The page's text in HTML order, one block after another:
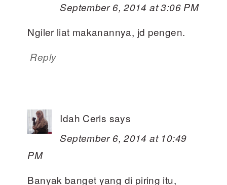
September 6, 2014 at 3:06 PM
Ngiler liat makanannya, jd pengen.
Reply
Idah Ceris says
September 6, 2014 at 10:49
PM
Banyak banget yang di piring itu,